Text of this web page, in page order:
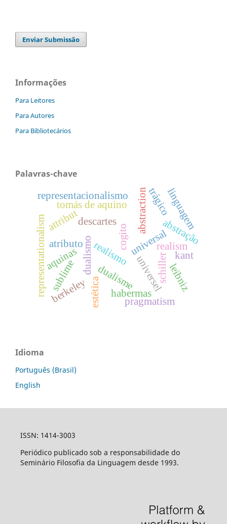
Enviar Submissão
Informações
Para Leitores
Para Autores
Para Bibliotecários
Palavras-chave
descartes
dualismo
atributo universalabstração
cogito
dualisme
attribut
universel
abstraction
tomás de aquino
realismo
representacionalismo
aquinas realism
representationalism schiller kant
estética
trágico
sublime
habermas
pragmatism
leibniz
berkeley
linguagem
Idioma
Português (Brasil)
English
ISSN: 1414-3003
Periódico publicado sob a responsabilidade do
Seminário Filosofia da Linguagem desde 1993.